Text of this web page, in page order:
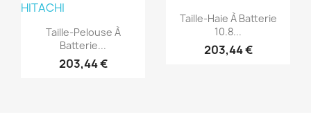
Aperçu rapide
Taille-Pelouse À
Batterie...
203,44 €
Aperçu rapide
Taille-Haie À Batterie
10.8...
203,44 €